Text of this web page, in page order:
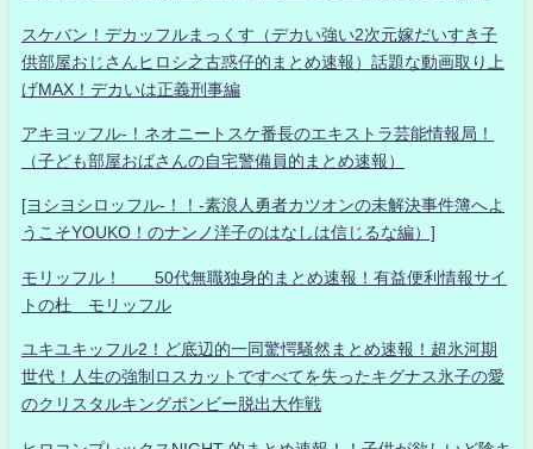
スケバン！デカッフルまっくす（デカい強い2次元嫁だいすき子
供部屋おじさんヒロシ之古惑仔的まとめ速報）話題な動画取り上
げMAX！デカいは正義刑事編
アキヨッフル-！ネオニートスケ番長のエキストラ芸能情報局！
（子ども部屋おばさんの自宅警備員的まとめ速報）
[ヨシヨシロッフル-！！-素浪人勇者カツオンの未解決事件簿へよ
うこそYOUKO！のナンノ洋子のはなしは信じるな編）]
モリッフル！ 50代無職独身的まとめ速報！有益便利情報サイ
トの杜 モリッフル
ユキユキッフル2！ど底辺的一同驚愕騒然まとめ速報！超氷河期
世代！人生の強制ロスカットですべてを失ったキグナス氷子の愛
のクリスタルキングボンビー脱出大作戦